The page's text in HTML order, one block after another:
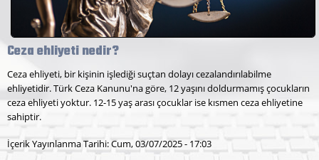
Ceza ehliyeti nedir?
Ceza ehliyeti, bir kişinin işlediği suçtan dolayı cezalandırılabilme
ehliyetidir. Türk Ceza Kanunu'na göre, 12 yaşını doldurmamış çocukların
ceza ehliyeti yoktur. 12-15 yaş arası çocuklar ise kısmen ceza ehliyetine
sahiptir.
İçerik Yayınlanma Tarihi: Cum, 03/07/2025 - 17:03